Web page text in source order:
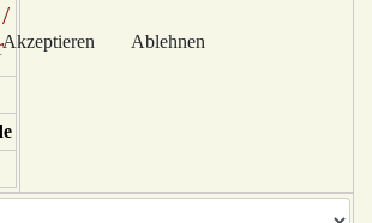
Akzeptieren Ablehnen